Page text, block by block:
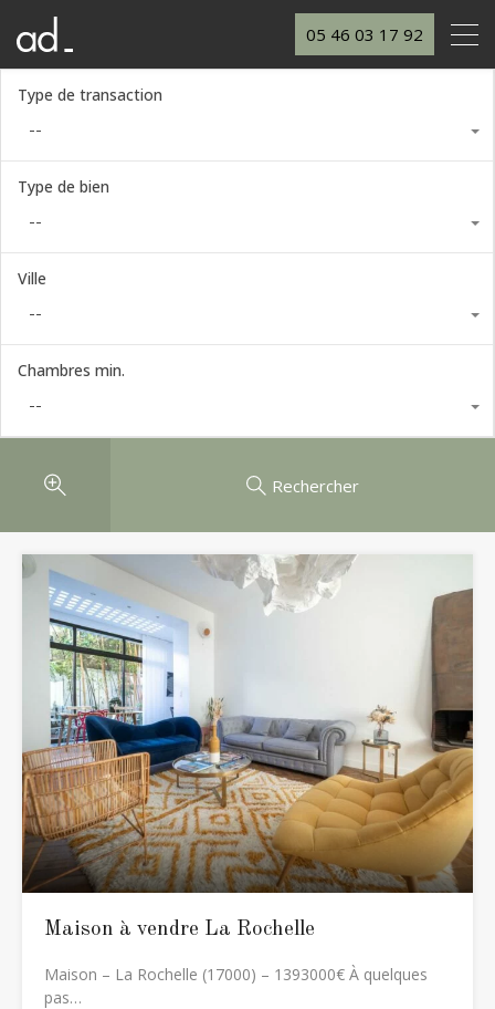
05 46 03 17 92
Type de transaction
--
Type de bien
--
Ville
--
Chambres min.
--
Rechercher
Maison à vendre La Rochelle
Maison – La Rochelle (17000) – 1393000€ À quelques
pas…